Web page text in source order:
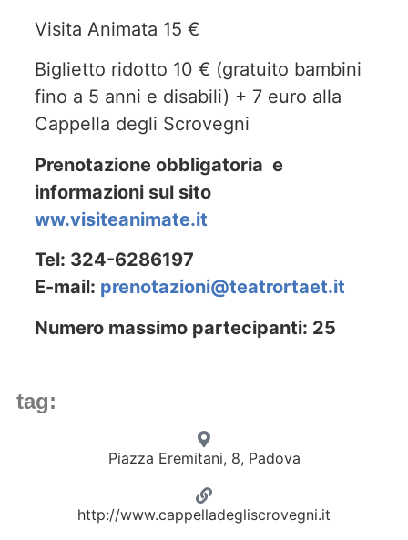
Visita Animata 15 €
Biglietto ridotto 10 € (gratuito bambini
fino a 5 anni e disabili) + 7 euro alla
Cappella degli Scrovegni
Prenotazione obbligatoria e
informazioni sul sito
ww.visiteanimate.it
Tel: 324-6286197
E-mail: prenotazioni@teatrortaet.it
Numero massimo partecipanti: 25
tag:
Piazza Eremitani, 8, Padova
http://www.cappelladegliscrovegni.it